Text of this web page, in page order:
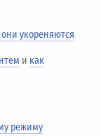
они укореняются
и как
режиму